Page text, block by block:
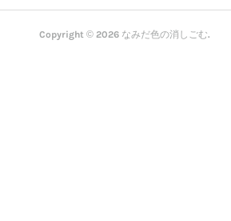
Copyright © 2026 なみだ色の消しごむ.